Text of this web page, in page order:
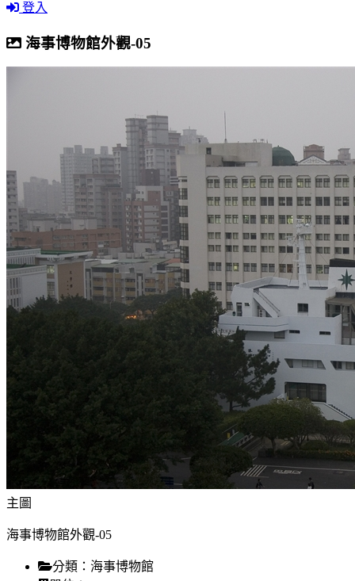
登入
海事博物館外觀-05
主圖
海事博物館外觀-05
分類： 海事博物館